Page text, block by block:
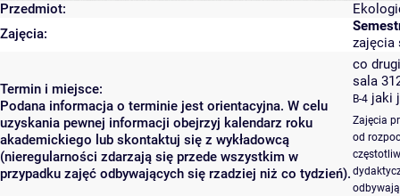
Przedmiot:
Zajęcia:
zajęcia
Termin i miejsce:
Podana informacja o terminie jest orientacyjna. W celu
uzyskania pewnej informacji obejrzyj kalendarz roku
akademickiego lub skontaktuj się z wykładowcą
(nieregularności zdarzają się przede wszystkim w
przypadku zajęć odbywających się rzadziej niż co tydzień).
co
sala
B-4 jaki
Zajęcia
od